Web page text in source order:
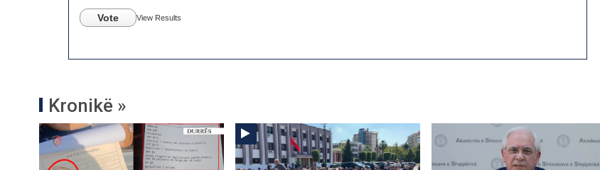
Vote View Results
Kronikë »